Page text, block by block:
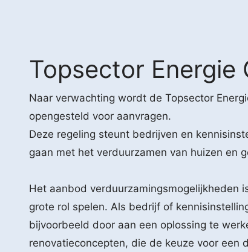
Topsector Energie
Naar verwachting wordt de Topsector
opengesteld voor aanvragen.
Deze regeling steunt bedrijven en
gaan met het verduurzamen van huizen en
Het aanbod verduurzamingsmogelijkheden
grote rol spelen. Als bedrijf of
bijvoorbeeld door aan een oplossing te
renovatieconcepten, die de keuze voor een